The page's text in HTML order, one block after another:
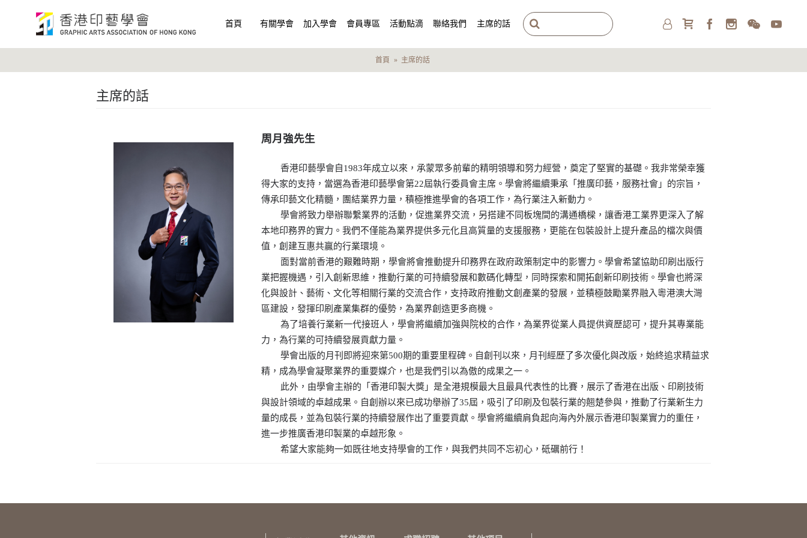
首頁 有關學會 加入學會 會員專區 活動點滴 聯絡我們 主席的話
首頁 主席的話
主席的話
周月強先生
香港印藝學會自1983年成立以來，承蒙眾多前輩的精明領導和努力經營，奠定了堅實的基礎。我非常榮幸獲
得大家的支持，當選為香港印藝學會第22屆執行委員會主席。學會將繼續秉承「推廣印藝，服務社會」的宗旨，
傳承印藝文化精髓，團結業界力量，積極推進學會的各項工作，為行業注入新動力。
學會將致力舉辦聯繫業界的活動，促進業界交流，另搭建不同板塊間的溝通橋樑，讓香港工業界更深入了解
本地印務界的實力。我們不僅能為業界提供多元化且高質量的支援服務，更能在包裝設計上提升產品的檔次與價
值，創建互惠共贏的行業環境。
面對當前香港的艱難時期，學會將會推動提升印務界在政府政策制定中的影響力。學會希望協助印刷出版行
業把握機遇，引入創新思維，推動行業的可持續發展和數碼化轉型，同時探索和開拓創新印刷技術。學會也將深
化與設計、藝術、文化等相關行業的交流合作，支持政府推動文創產業的發展，並積極鼓勵業界融入粵港澳大灣
區建設，發揮印刷產業集群的優勢，為業界創造更多商機。
為了培養行業新一代接班人，學會將繼續加強與院校的合作，為業界從業人員提供資歷認可，提升其專業能
力，為行業的可持續發展貢獻力量。
學會出版的月刊即將迎來第500期的重要里程碑。自創刊以來，月刊經歷了多次優化與改版，始終追求精益求
精，成為學會凝聚業界的重要媒介，也是我們引以為傲的成果之一。
此外，由學會主辦的「香港印製大獎」是全港規模最大且最具代表性的比賽，展示了香港在出版、印刷技術
與設計領域的卓越成果。自創辦以來已成功舉辦了35屆，吸引了印刷及包裝行業的翹楚參與，推動了行業新生力
量的成長，並為包裝行業的持續發展作出了重要貢獻。學會將繼續肩負起向海內外展示香港印製業實力的重任，
進一步推廣香港印製業的卓越形象。
希望大家能夠一如既往地支持學會的工作，與我們共同不忘初心，砥礪前行！